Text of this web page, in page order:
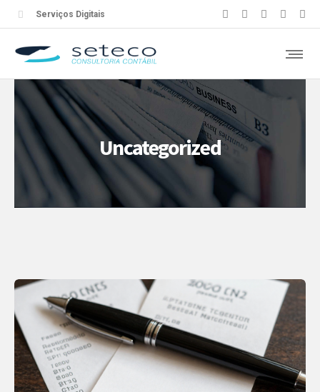
Serviços Digitais
Uncategorized